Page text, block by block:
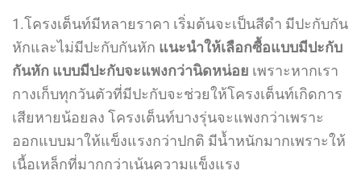
1.โครงเต็นท์มีหลายราคา เริ่มต้นจะเป็นสีดำ มีปะกับกัน
หักและไม่มีปะกับกันหัก แนะนำให้เลือกซื้อแบบมีปะกับ
กันหัก แบบมีปะกับจะแพงกว่านิดหน่อย เพราะหากเรา
กางเก็บทุกวันตัวที่มีปะกับจะช่วยให้โครงเต็นท์เกิดการ
เสียหายน้อยลง โครงเต็นท์บางรุ่นจะแพงกว่าเพราะ
ออกแบบมาให้แข็งแรงกว่าปกติ มีน้ำหนักมากเพราะให้
เนื้อเหล็กที่มากกว่าเน้นความแข็งแรง